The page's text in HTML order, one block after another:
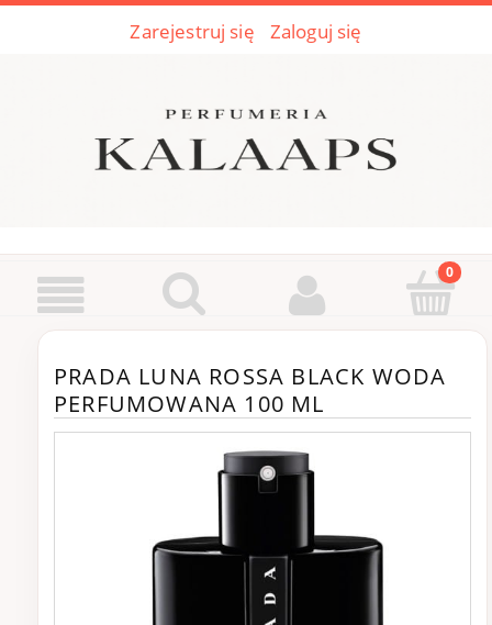
Zarejestruj się Zaloguj się
PRADA LUNA ROSSA BLACK WODA
PERFUMOWANA 100 ML